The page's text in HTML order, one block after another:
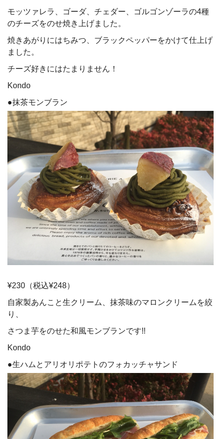
モッツァレラ、ゴーダ、チェダー、ゴルゴンゾーラの4種
のチーズをのせ焼き上げました。
焼きあがりにはちみつ、ブラックペッパーをかけて仕上げ
ました。
チーズ好きにはたまりません！
Kondo
●抹茶モンブラン
¥230（税込¥248）
自家製あんこと生クリーム、抹茶味のマロンクリームを絞
り、
さつま芋をのせた和風モンブランです!!
Kondo
●生ハムとアリオリポテトのフォカッチャサンド